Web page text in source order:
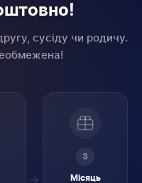
сусіду чи родичу.
3
Місяць